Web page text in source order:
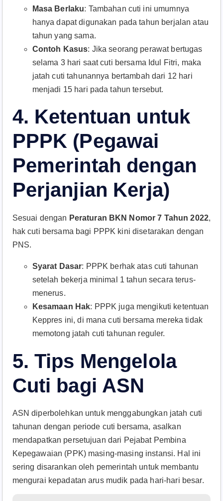
Masa Berlaku: Tambahan cuti ini umumnya
hanya dapat digunakan pada tahun berjalan atau
tahun yang sama.
Contoh Kasus: Jika seorang perawat bertugas
selama 3 hari saat cuti bersama Idul Fitri, maka
jatah cuti tahunannya bertambah dari 12 hari
menjadi 15 hari pada tahun tersebut.
4. Ketentuan untuk
PPPK (Pegawai
Pemerintah dengan
Perjanjian Kerja)
Sesuai dengan Peraturan BKN Nomor 7 Tahun 2022,
hak cuti bersama bagi PPPK kini disetarakan dengan
PNS.
Syarat Dasar: PPPK berhak atas cuti tahunan
setelah bekerja minimal 1 tahun secara terus-
menerus.
Kesamaan Hak: PPPK juga mengikuti ketentuan
Keppres ini, di mana cuti bersama mereka tidak
memotong jatah cuti tahunan reguler.
5. Tips Mengelola
Cuti bagi ASN
ASN diperbolehkan untuk menggabungkan jatah cuti
tahunan dengan periode cuti bersama, asalkan
mendapatkan persetujuan dari Pejabat Pembina
Kepegawaian (PPK) masing-masing instansi. Hal ini
sering disarankan oleh pemerintah untuk membantu
mengurai kepadatan arus mudik pada hari-hari besar.